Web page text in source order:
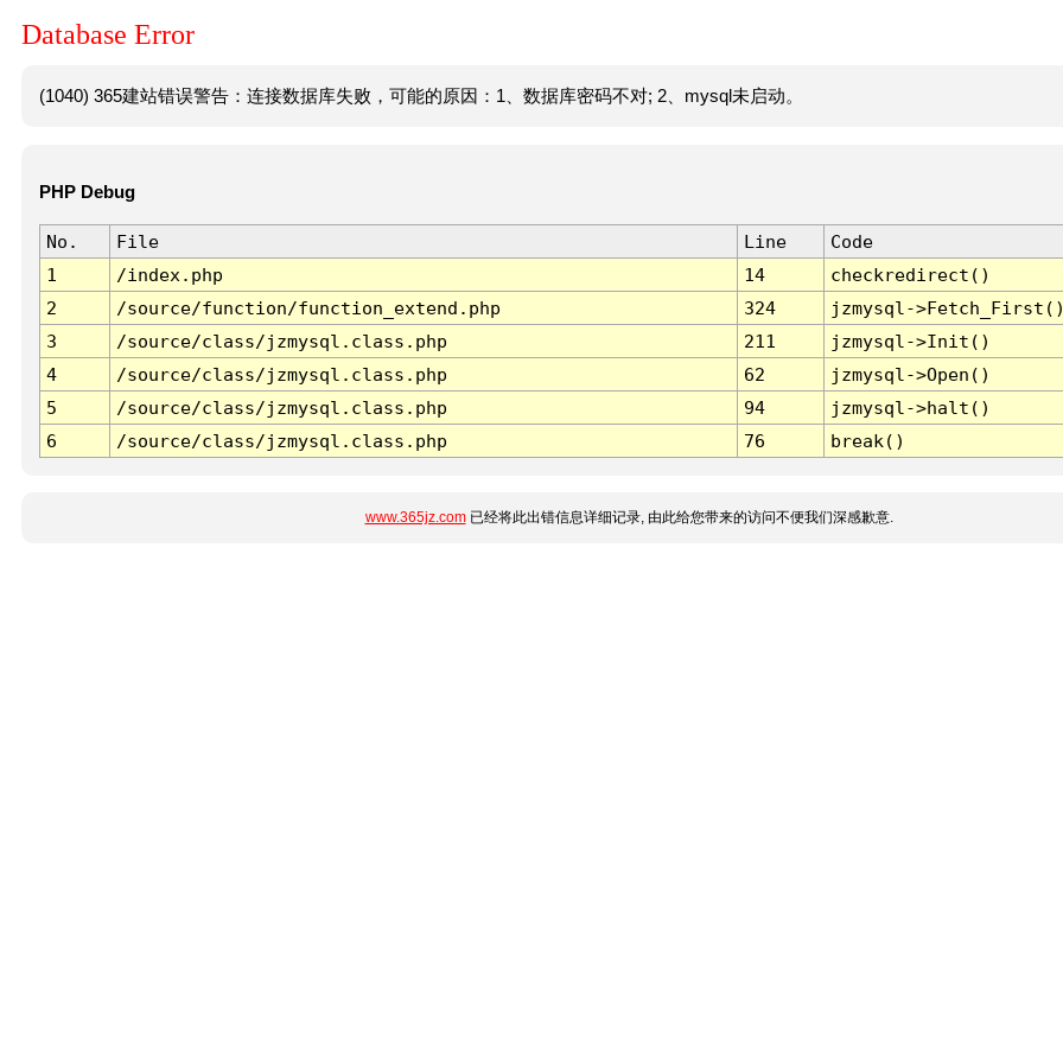
Database Error
(1040) 365建站错误警告：连接数据库失败，可能的原因：1、数据库密码不对; 2、mysql未启动。
PHP Debug
No. File Line
Code
1
/index.php 14
checkredirect()
2
/source/function/function_extend.php 324
jzmysql-
3
/source/class/jzmysql.class.php 211
jzmysql->Init()
4
/source/class/jzmysql.class.php 62
jzmysql->Open()
5
/source/class/jzmysql.class.php 94
jzmysql->halt()
6
/source/class/jzmysql.class.php 76 break()
www.365jz.com已经将此出错信息详细记录, 由此给您带来的访问不便我们深感歉意.